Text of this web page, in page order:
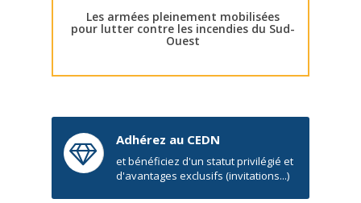
Les armées pleinement mobilisées
pour lutter contre les incendies du Sud-
Ouest
Adhérez au CEDN
et bénéficiez d'un statut privilégié et
d'avantages exclusifs (invitations...)